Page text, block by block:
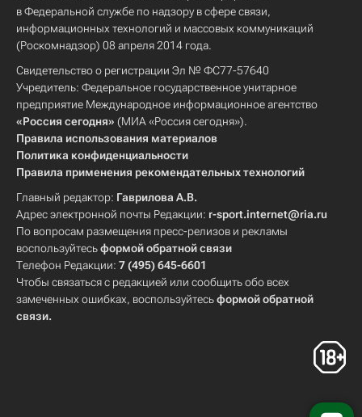
в Федеральной службе по надзору в сфере связи,
информационных технологий и массовых коммуникаций
(Роскомнадзор) 08 апреля 2014 года.
Свидетельство о регистрации Эл № ФС77-57640
Учредитель: Федеральное государственное унитарное
предприятие Международное информационное агентство
«Россия сегодня» (МИА «Россия сегодня»).
Правила использования материалов
Политика конфиденциальности
Правила применения рекомендательных технологий
Главный редактор: Гаврилова А.В.
Адрес электронной почты Редакции: r-sport.internet@ria.ru
По вопросам размещения пресс-релизов и рекламы
воспользуйтесьформой обратной связи
Телефон Редакции: 7 (495) 645-6601
Чтобы связаться с редакцией или сообщить обо всех
замеченных ошибках, воспользуйтесьформой обратной
связи.